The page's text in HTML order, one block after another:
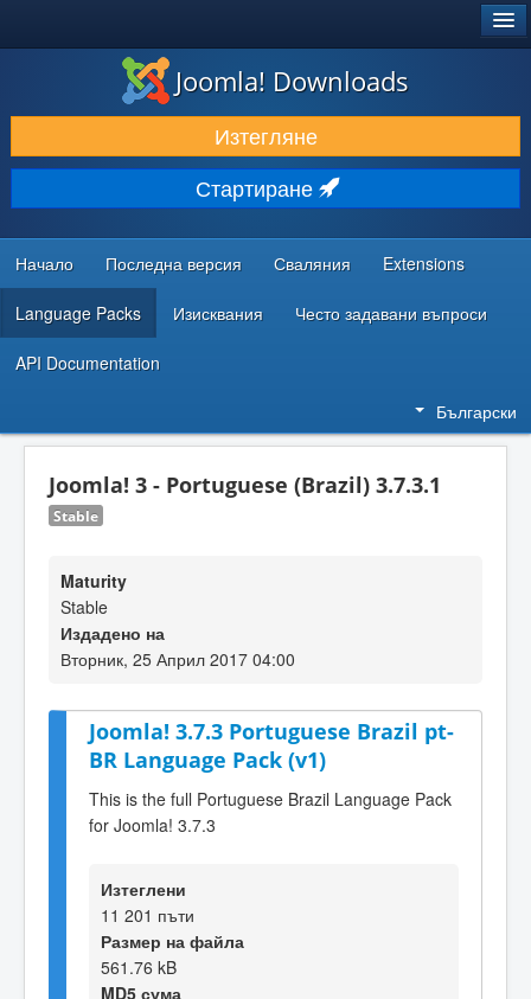
ИЗТЕГЛЯНЕ & РАЗШИРЯВАНЕ
ОТКРИВАЙТЕ & УЧЕТЕ
ОБЩНОСТ & ПОДДРЪЖКА
РЕСУРСИ ЗА РАЗРАБОТКА
Joomla! Downloads
Изтегляне
Стартиране
Начало Последна версия Сваляния Extensions
Language Packs Изисквания Често задавани въпроси
API Documentation
Български
Joomla! 3 - Portuguese (Brazil) 3.7.3.1
Stable
Maturity
Stable
Издадено на
Вторник, 25 Април 2017 04:00
Joomla! 3.7.3 Portuguese Brazil pt-
BR Language Pack (v1)
This is the full Portuguese Brazil Language Pack
for Joomla! 3.7.3
Изтеглени
11 201 пъти
Размер на файла
561.76 kB
MD5 сума